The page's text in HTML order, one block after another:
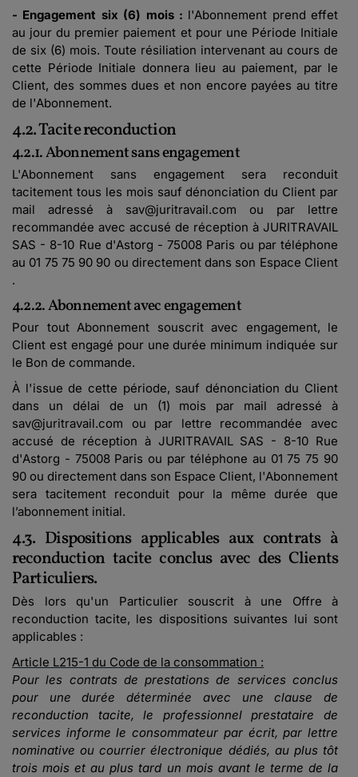
- Engagement six (6) mois : l'Abonnement prend effet
au jour du premier paiement et pour une Période Initiale
de six (6) mois. Toute résiliation intervenant au cours de
cette Période Initiale donnera lieu au paiement, par le
Client, des sommes dues et non encore payées au titre
de l'Abonnement.
4.2. Tacite reconduction
4.2.1. Abonnement sans engagement
L'Abonnement sans engagement sera reconduit
tacitement tous les mois sauf dénonciation du Client par
mail adressé à sav@juritravail.com ou par lettre
recommandée avec accusé de réception à JURITRAVAIL
SAS - 8-10 Rue d'Astorg - 75008 Paris ou par téléphone
au 01 75 75 90 90 ou directement dans son Espace Client
.
4.2.2. Abonnement avec engagement
Pour tout Abonnement souscrit avec engagement, le
Client est engagé pour une durée minimum indiquée sur
le Bon de commande.
À l'issue de cette période, sauf dénonciation du Client
dans un délai de un (1) mois par mail adressé à
sav@juritravail.com ou par lettre recommandée avec
accusé de réception à JURITRAVAIL SAS - 8-10 Rue
d'Astorg - 75008 Paris ou par téléphone au 01 75 75 90
90 ou directement dans son Espace Client, l'Abonnement
sera tacitement reconduit pour la même durée que
l’abonnement initial.
4.3. Dispositions applicables aux contrats à
reconduction tacite conclus avec des Clients
Particuliers.
Dès lors qu'un Particulier souscrit à une Offre à
reconduction tacite, les dispositions suivantes lui sont
applicables :
Article L215-1 du Code de la consommation :
Pour les contrats de prestations de services conclus
pour une durée déterminée avec une clause de
reconduction tacite, le professionnel prestataire de
services informe le consommateur par écrit, par lettre
nominative ou courrier électronique dédiés, au plus tôt
trois mois et au plus tard un mois avant le terme de la